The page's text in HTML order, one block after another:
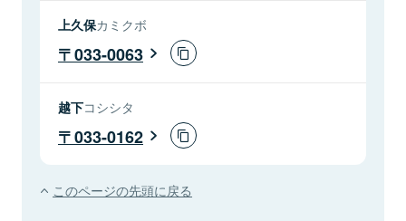
上久保カミクボ
033-0063
越下コシシタ
033-0162
このページの先頭に戻る